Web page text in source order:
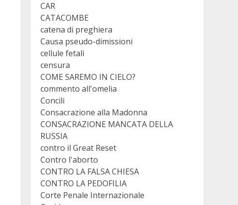
CAR
CATACOMBE
catena di preghiera
Causa pseudo-dimissioni
cellule fetali
censura
COME SAREMO IN CIELO?
commento all'omelia
Concili
Consacrazione alla Madonna
CONSACRAZIONE MANCATA DELLA
RUSSIA
contro il Great Reset
Contro l'aborto
CONTRO LA FALSA CHIESA
CONTRO LA PEDOFILIA
Corte Penale Internazionale